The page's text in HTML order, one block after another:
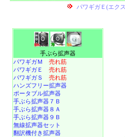
手ぶら拡声器
パワギガＭ 売れ筋
パワギガＥ 売れ筋
パワギガＳ 売れ筋
ハンズフリー拡声器
ポータブル拡声器
手ぶら拡声器７Ｂ
手ぶら拡声器８Ａ
手ぶら拡声器９Ｂ
無線拡声器セット
翻訳機付き拡声器